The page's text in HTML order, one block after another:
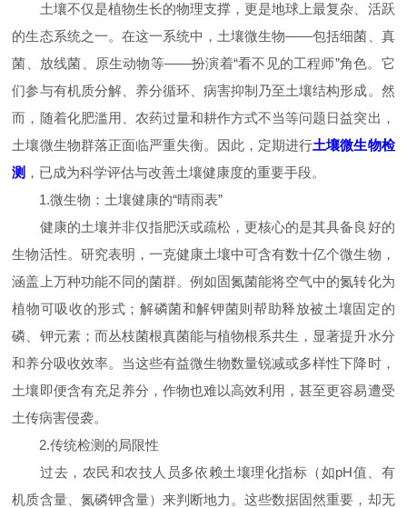
土壤不仅是植物生长的物理支撑，更是地球上最复杂、活跃
的生态系统之一。在这一系统中，土壤微生物——包括细菌、真
菌、放线菌、原生动物等——扮演着“看不见的工程师”角色。它
们参与有机质分解、养分循环、病害抑制乃至土壤结构形成。然
而，随着化肥滥用、农药过量和耕作方式不当等问题日益突出，
土壤微生物群落正面临严重失衡。因此，定期进行土壤微生物检
测 ，已成为科学评估与改善土壤健康度的重要手段。
1.微生物：土壤健康的“晴雨表”
健康的土壤并非仅指肥沃或疏松，更核心的是其具备良好的
生物活性。研究表明，一克健康土壤中可含有数十亿个微生物，
涵盖上万种功能不同的菌群。例如固氮菌能将空气中的氮转化为
植物可吸收的形式；解磷菌和解钾菌则帮助释放被土壤固定的
磷、钾元素；而丛枝菌根真菌能与植物根系共生，显著提升水分
和养分吸收效率。当这些有益微生物数量锐减或多样性下降时，
土壤即便含有充足养分，作物也难以高效利用，甚至更容易遭受
土传病害侵袭。
2.传统检测的局限性
过去，农民和农技人员多依赖土壤理化指标（如pH值、有
机质含量、氮磷钾含量）来判断地力。这些数据固然重要，却无